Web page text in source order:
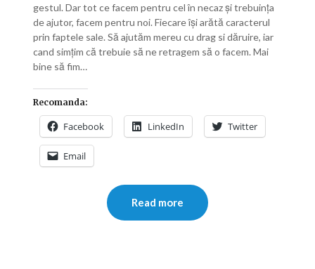
gestul. Dar tot ce facem pentru cel în necaz și trebuinţa
de ajutor, facem pentru noi. Fiecare își arătă caracterul
prin faptele sale. Să ajutăm mereu cu drag si dăruire, iar
cand simțim că trebuie să ne retragem să o facem. Mai
bine să fim…
Recomanda:
Facebook LinkedIn Twitter
Email
Read more